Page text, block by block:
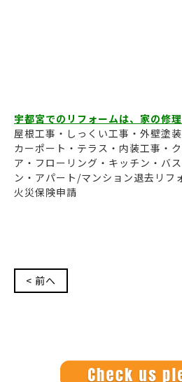
宇都宮でのリフォームは、家の修
屋根工事・しっくい工事・外壁塗
カーポート・テラス・内装工事・
ア・フローリング・キッチン・バ
ン・アパート/マンション退去リフ
火災保険申請
< 前へ